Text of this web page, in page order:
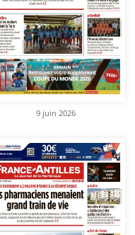
9 juin 2026